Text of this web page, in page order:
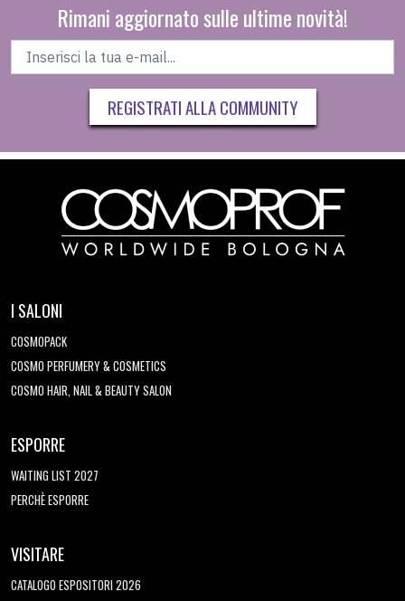
Rimani aggiornato sulle ultime novità!
REGISTRATI ALLA COMMUNITY
I SALONI
COSMOPACK
COSMO PERFUMERY & COSMETICS
COSMO HAIR, NAIL & BEAUTY SALON
ESPORRE
WAITING LIST 2027
PERCHÈ ESPORRE
VISITARE
CATALOGO ESPOSITORI 2026